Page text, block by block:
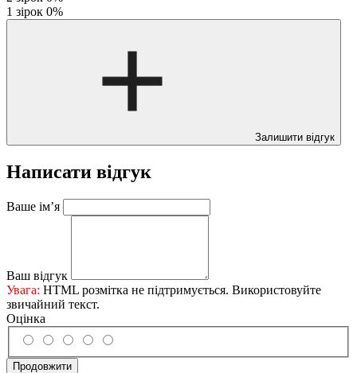
1 зірок 0%
Залишити відгук
Написати відгук
Ваше ім’я
Ваш відгук
Увага: HTML розмітка не підтримується. Використовуйте
звичайний текст.
Оцінка
Продовжити